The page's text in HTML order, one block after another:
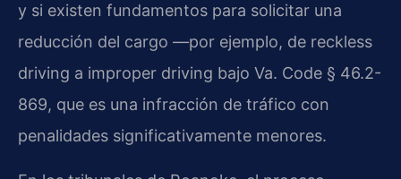
y si existen fundamentos para solicitar una
reducción del cargo —por ejemplo, de reckless
driving a improper driving bajo Va. Code § 46.2-
869, que es una infracción de tráfico con
penalidades significativamente menores.